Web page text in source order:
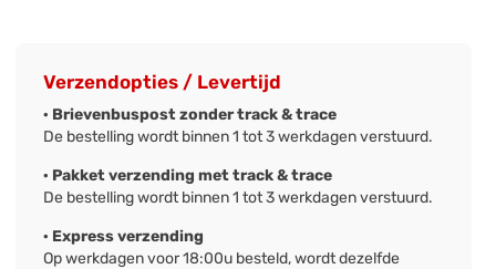
Verzendopties / Levertijd
· Brievenbuspost zonder track & trace
De bestelling wordt binnen 1 tot 3 werkdagen verstuurd.
· Pakket verzending met track & trace
De bestelling wordt binnen 1 tot 3 werkdagen verstuurd.
· Express verzending
Op werkdagen voor 18:00u besteld, wordt dezelfde